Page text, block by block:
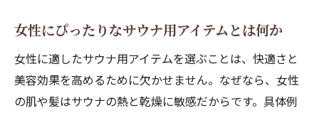
女性にぴったりなサウナ用アイテムとは何か
女性に適したサウナ用アイテムを選ぶことは、快適さと
美容効果を高めるために欠かせません。なぜなら、女性
の肌や髪はサウナの熱と乾燥に敏感だからです。具体例